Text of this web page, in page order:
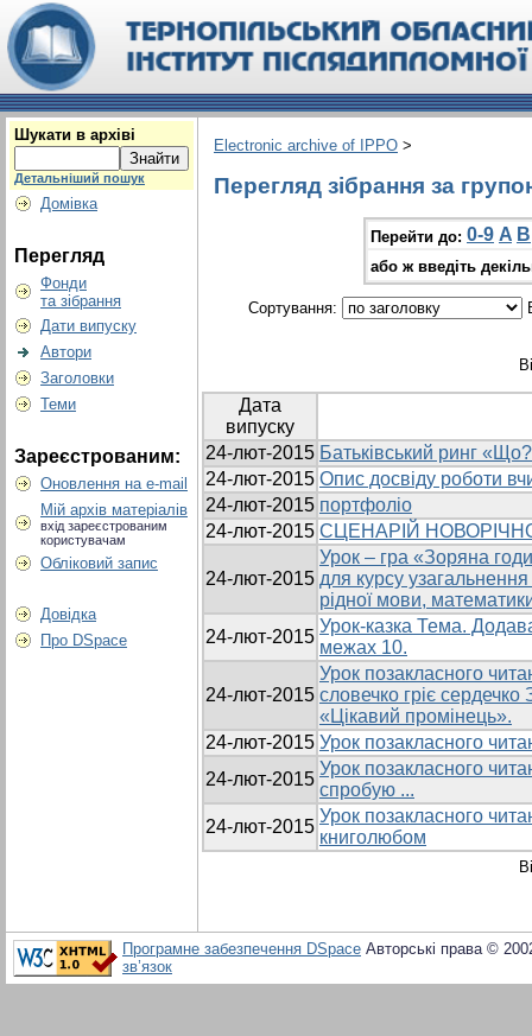
Шукати в архіві
Детальніший пошук
Домівка
Перегляд
Фонди
та зібрання
Дати випуску
Автори
Заголовки
Теми
Зареєстрованим:
Оновлення на e-mail
Мій архів матеріалів
вхід зареєстрованим
користувачам
Обліковий запис
Довідка
Про DSpace
Electronic archive of IPPO >
Перегляд зібрання за
Перейти до: 0-9 A B
або ж введіть
Сортування:
Дата
випуску
24-лют-2015 Батьківський ринг
24-лют-2015 Опис досвіду роботи
24-лют-2015 портфоліо
24-лют-2015 СЦЕНАРІЙ
24-лют-2015
Урок – гра «Зоряна
для курсу узагальнення
рідної мови,
24-лют-2015
Урок-казка Тема.
межах 10.
24-лют-2015
Урок позакласного
словечко гріє
«Цікавий промінець».
24-лют-2015 Урок позакласного
24-лют-2015
Урок позакласного
спробую ...
24-лют-2015
Урок позакласного
книголюбом
Програмне забезпечення DSpace Авторські права ©
зв’язок